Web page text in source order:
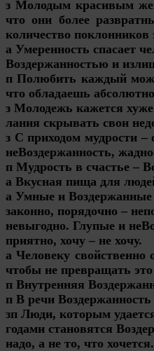
з Молодым красивым
что они более
количество поклонников
а Умеренность спасает
Воздержанностью и
п Полюбить каждый
что обладаешь
з Молодежь кажется
лания скрывать свои
з С приходом мудрости –
неВоздержанность,
п Мудрость в счастье –
а Вкусная пища для
а Умные и Воздержанные
законно, порядочно –
невыгодно. Глупые и
приятно, хочу – не хочу.
а Человеку свойственно
чтобы не превращать
п Внутренняя
п В речи
зп Люди, которым
годами становятся
надо, а не то, что хочется.